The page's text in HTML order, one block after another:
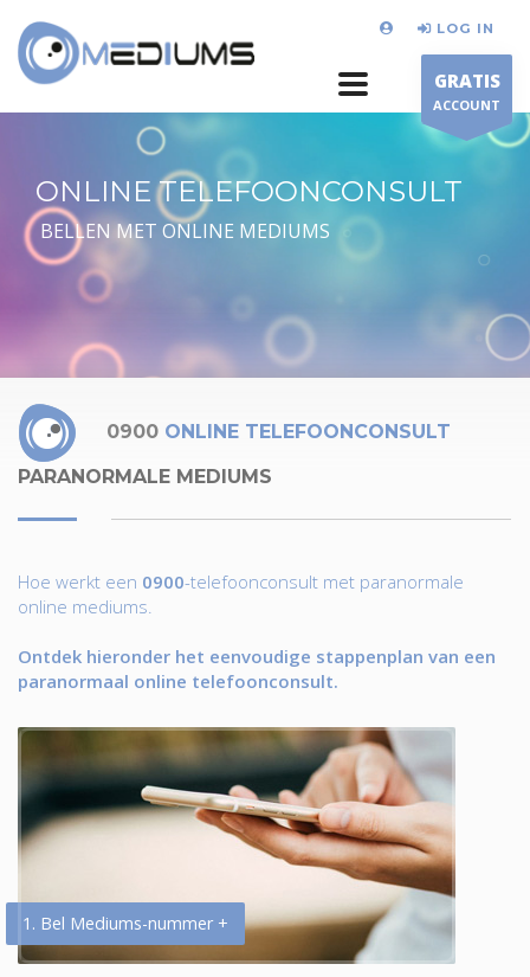
LOG IN
GRATIS
ACCOUNT
ONLINE TELEFOONCONSULT
BELLEN MET ONLINE MEDIUMS
0900 ONLINE TELEFOONCONSULT
PARANORMALE MEDIUMS
Hoe werkt een 0900-telefoonconsult met paranormale
online mediums.
Ontdek hieronder het eenvoudige stappenplan van een
paranormaal online telefoonconsult.
1. Bel Mediums-nummer +